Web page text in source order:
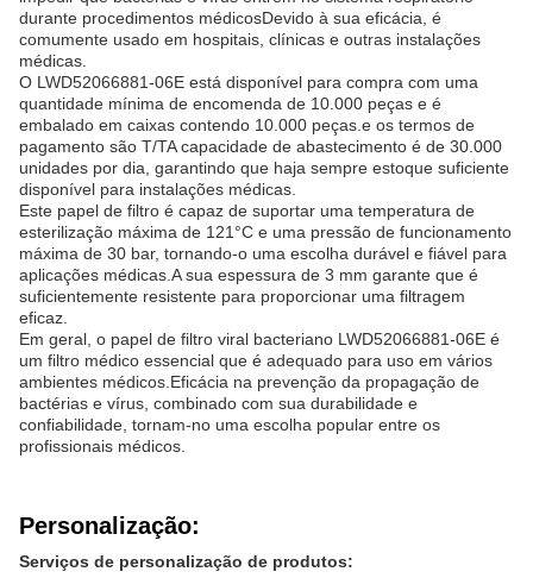
durante procedimentos médicosDevido à sua eficácia, é
comumente usado em hospitais, clínicas e outras instalações
médicas.
O LWD52066881-06E está disponível para compra com uma
quantidade mínima de encomenda de 10.000 peças e é
embalado em caixas contendo 10.000 peças.e os termos de
pagamento são T/TA capacidade de abastecimento é de 30.000
unidades por dia, garantindo que haja sempre estoque suficiente
disponível para instalações médicas.
Este papel de filtro é capaz de suportar uma temperatura de
esterilização máxima de 121°C e uma pressão de funcionamento
máxima de 30 bar, tornando-o uma escolha durável e fiável para
aplicações médicas.A sua espessura de 3 mm garante que é
suficientemente resistente para proporcionar uma filtragem
eficaz.
Em geral, o papel de filtro viral bacteriano LWD52066881-06E é
um filtro médico essencial que é adequado para uso em vários
ambientes médicos.Eficácia na prevenção da propagação de
bactérias e vírus, combinado com sua durabilidade e
confiabilidade, tornam-no uma escolha popular entre os
profissionais médicos.
Personalização:
Serviços de personalização de produtos: